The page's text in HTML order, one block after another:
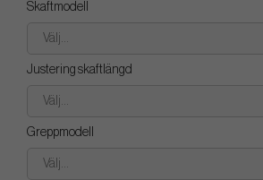
Skaftmodell
Välj...
Justering skaftlängd
Välj...
Greppmodell
Välj...